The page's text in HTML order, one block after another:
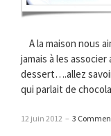
A la maison nous
jamais à les
dessert….allez
qui parlait de
12 juin 2012 – 3